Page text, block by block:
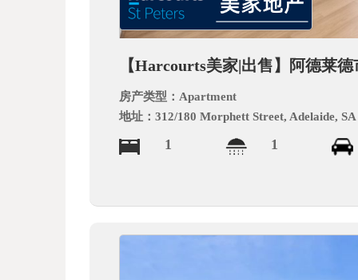
【Harcourts美家|出售】阿德莱
房产类型： Apartment
地址：312/180 Morphett Street, Adelaide, SA
1 1